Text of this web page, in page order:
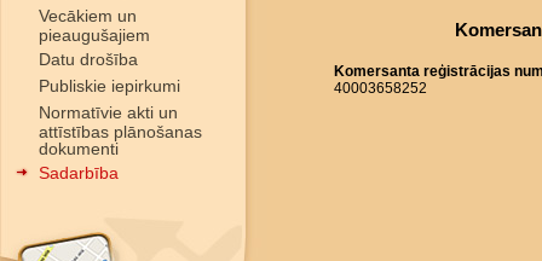
Vecākiem un
pieaugušajiem
Datu drošība
Publiskie iepirkumi
Normatīvie akti un
attīstības plānošanas
dokumenti
Sadarbība
Komersanta reģistrācijas
40003658252